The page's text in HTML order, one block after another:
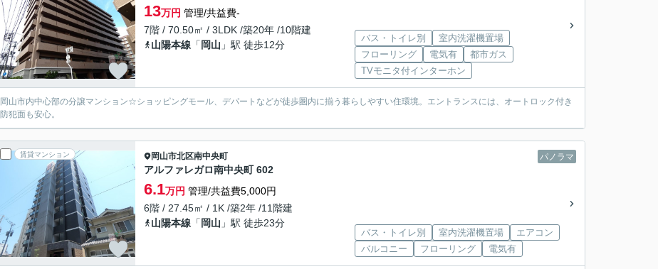
13万円 管理/共益費-
7階 / 70.50㎡ / 3LDK /築20年 /10階建
山陽本線 「 岡山 」駅 徒歩12分
バス・トイレ別
室内洗濯機置場
フローリング
電気有
都市ガス
TVモニタ付インターホン
岡山市内中心部の分譲マンション☆ショッピングモール、デパートなどが徒歩圏内に揃う暮らしやすい住環境。エントランスには、オートロック付き
防犯面も安心。
賃貸マンション パノラマ
岡山市北区南中央町
アルファレガロ南中央町 602
6.1万円 管理/共益費5,000円
6階 / 27.45㎡ / 1K /築2年 /11階建
山陽本線 「 岡山 」駅 徒歩23分
バス・トイレ別 室内洗濯機置場
エアコン
バルコニー
フローリング 電気有